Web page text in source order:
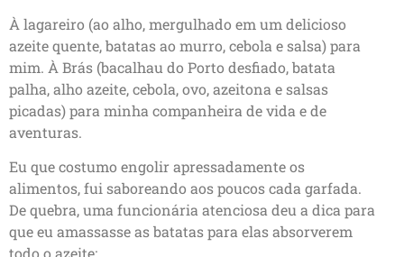
À lagareiro (ao alho, mergulhado em um delicioso
azeite quente, batatas ao murro, cebola e salsa) para
mim. À Brás (bacalhau do Porto desfiado, batata
palha, alho azeite, cebola, ovo, azeitona e salsas
picadas) para minha companheira de vida e de
aventuras.
Eu que costumo engolir apressadamente os
alimentos, fui saboreando aos poucos cada garfada.
De quebra, uma funcionária atenciosa deu a dica para
que eu amassasse as batatas para elas absorverem
todo o azeite: